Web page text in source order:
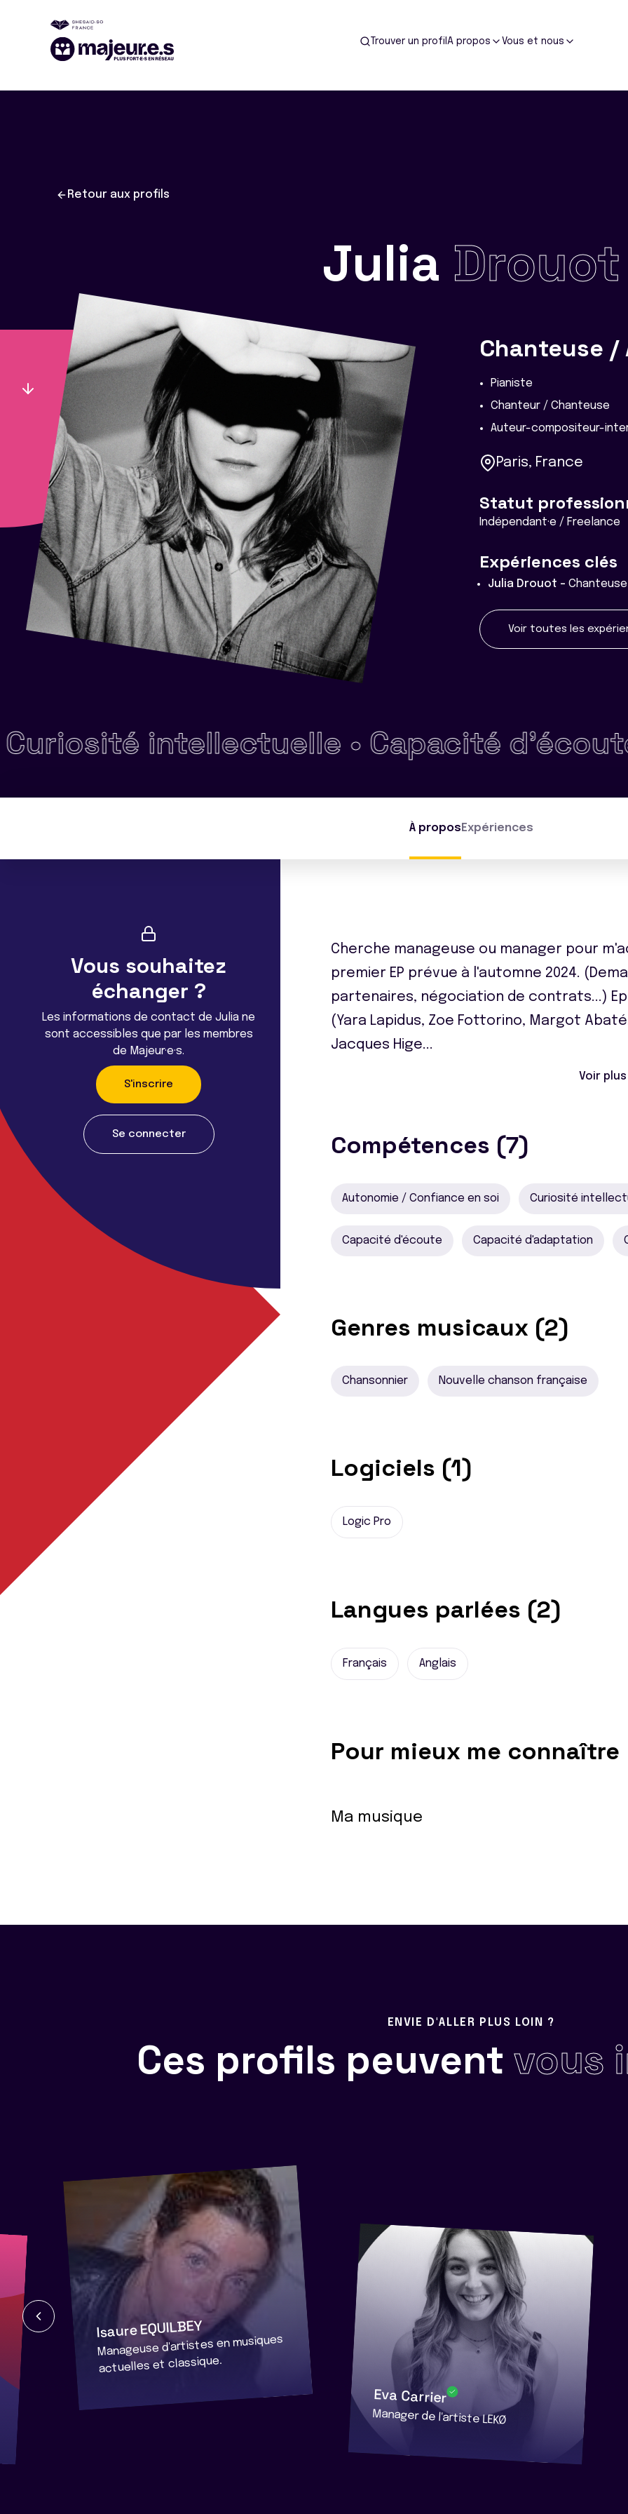
Trouver un profil A propos Vous et nous
Retour aux profils
Julia Drouot
Chanteuse
Pianiste
Chanteur / Chanteuse
Auteur-compositeur-
Paris, France
Statut
Indépendant·e / Freelance
Expériences clés
Julia Drouot -
Voir toutes les
intellectuelle •Capacité d'écoute •
À propos Expériences
Vous souhaitez
échanger ?
Les informations de contact de Julia ne
sont accessibles que par les membres
de Majeur·e·s.
S'inscrire
Se connecter
Cherche manageuse ou manager pour
premier EP prévue à l'automne 2024.
partenaires, négociation de contrats...)
(Yara Lapidus, Zoe Fottorino, Margot
Jacques Hige...
Voir plus
Compétences (7)
Autonomie / Confiance en soi Curiosité
Capacité d'écoute Capacité d'adaptation
Genres musicaux (2)
Chansonnier Nouvelle chanson française
Logiciels (1)
Logic Pro
Langues parlées (2)
Français Anglais
Pour mieux me connaître
Ma musique
ENVIE D'ALLER PLUS LOIN ?
Ces profils peuvent vous
Isaure EQUILBEY
Manageuse d'artistes en musiques
actuelles et classique.
Eva Carrier
Manager de l'artiste LEKØ